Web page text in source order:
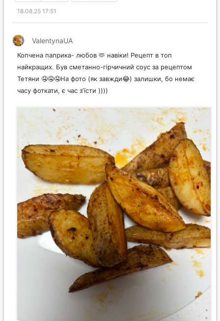
18.08.25 17:51
ValentynaUA
Копчена паприка- любов 🫶 навіки! Рецепт в топ
найкращих. Був сметанно-гірчичний соус за рецептом
Тетяни 🤤🤤🤤На фото (як завжди😂) залишки, бо немає
часу фоткати, є час зʼїсти ))))